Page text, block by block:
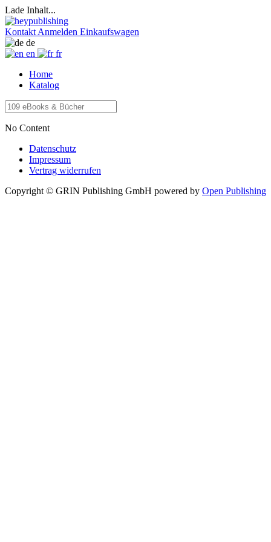
Lade Inhalt...
Kontakt Anmelden Einkaufswagen
de
en
fr
Home
Katalog
No Content
Datenschutz
Impressum
Vertrag widerrufen
Copyright © GRIN Publishing GmbH powered by Open Publishing